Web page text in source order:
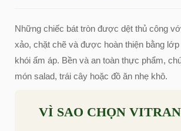
Những chiếc bát tròn được dệt thủ công
xảo, chặt chẽ và được hoàn thiện bằng
khói ấm áp. Bền và an toàn thực phẩm,
món salad, trái cây hoặc đồ ăn nhẹ khô.
VÌ SAO CHỌN